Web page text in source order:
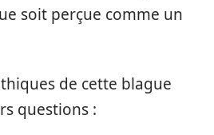
soit perçue comme un
de cette blague
questions :